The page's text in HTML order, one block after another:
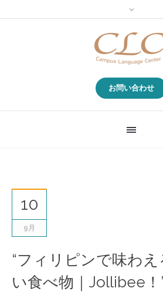
お問い合わせ
10
9月
“フィリピンで味わえ
い食べ物｜Jollibee！